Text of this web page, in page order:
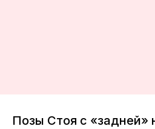
Позы Стоя с «задней»